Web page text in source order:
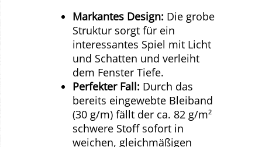
Markantes Design: Die grobe
Struktur sorgt für ein
interessantes Spiel mit Licht
und Schatten und verleiht
dem Fenster Tiefe.
Perfekter Fall: Durch das
bereits eingewebte Bleiband
(30 g/m) fällt der ca. 82 g/m²
schwere Stoff sofort in
weichen, gleichmäßigen